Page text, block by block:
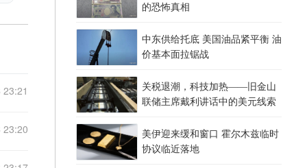
23:20
的恐怖真相
中东供给托底 美国油品紧平衡 油
价基本面拉锯战
关税退潮，科技加热——旧金山
联储主席戴利讲话中的美元线索
美伊迎来缓和窗口 霍尔木兹临时
协议临近落地